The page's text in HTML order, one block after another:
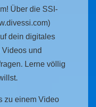
Über die SSI-
dein digitales
und
Lerne völlig
zu einem Video